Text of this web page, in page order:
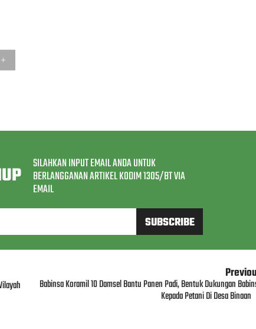
SILAHKAN INPUT EMAIL ANDA UNTUK
BERLANGGANAN ARTIKEL KODIM 1305/BT VIA
EMAIL
Babinsa Koramil 10 Damsel Bantu Panen Padi, Bentuk Dukungan
Kepada Petani Di Desa Binaan